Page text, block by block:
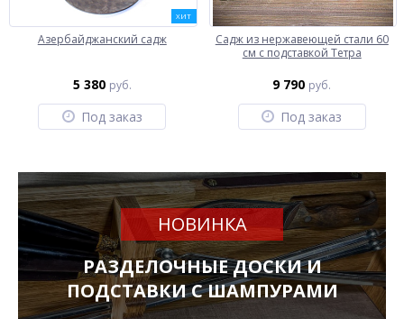
ХИТ
Азербайджанский садж
5 380 руб.
Под заказ
Садж из нержавеющей стали 60
см с подставкой Тетра
9 790 руб.
Под заказ
НОВИНКА
РАЗДЕЛОЧНЫЕ ДОСКИ И
ПОДСТАВКИ С ШАМПУРАМИ